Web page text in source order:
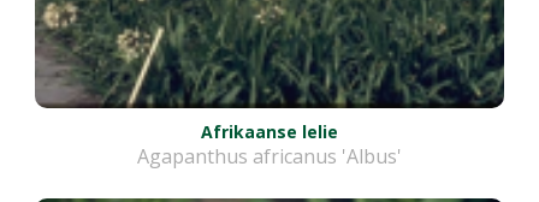
Afrikaanse lelie
Agapanthus africanus 'Albus'